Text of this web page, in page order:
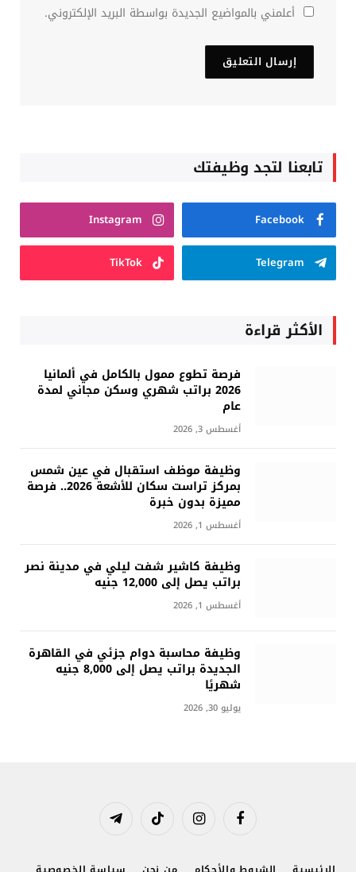
أعلمني بالمواضيع الجديدة بواسطة البريد الإلكتروني.
تابعنا لتجد وظيفتك
Facebook
Instagram
Telegram
TikTok
الأكثر قراءة
فرصة تطوع ممول بالكامل في ألمانيا
2026 براتب شهري وسكن مجاني لمدة
عام
أغسطس 3, 2026
وظيفة موظف استقبال في عين شمس
بمركز تراست سكان للأشعة 2026.. فرصة
مميزة بدون خبرة
أغسطس 1, 2026
وظيفة كاشير شفت ليلي في مدينة نصر
براتب يصل إلى 12,000 جنيه
أغسطس 1, 2026
وظيفة محاسبة دوام جزئي في القاهرة
الجديدة براتب يصل إلى 8,000 جنيه
شهريًا
يوليو 30, 2026
فيسبوك الانستغرامتيكتوك تيلقرام